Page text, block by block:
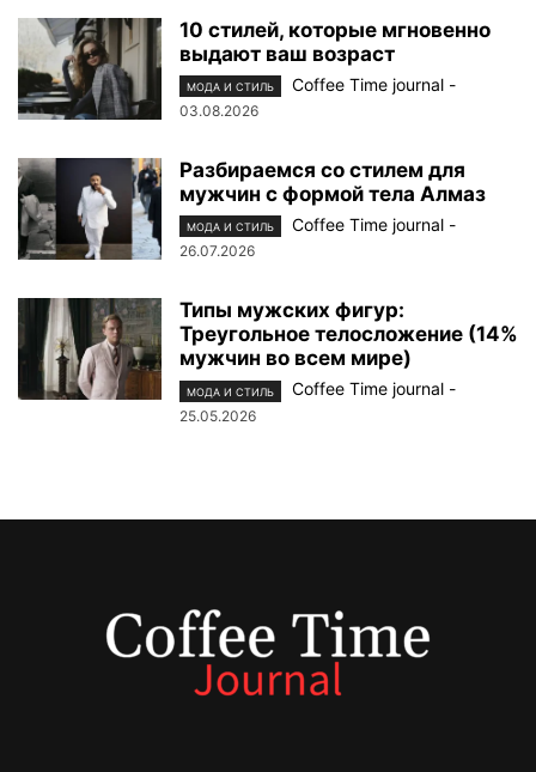
10 стилей, которые мгновенно
выдают ваш возраст
МОДА И СТИЛЬ Coffee Time journal -
03.08.2026
Разбираемся со стилем для
мужчин с формой тела Алмаз
МОДА И СТИЛЬ Coffee Time journal -
26.07.2026
Типы мужских фигур:
Треугольное телосложение (14%
мужчин во всем мире)
МОДА И СТИЛЬ Coffee Time journal -
25.05.2026